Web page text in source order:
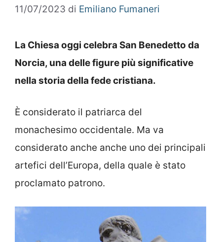
11/07/2023 di Emiliano Fumaneri
La Chiesa oggi celebra San Benedetto da
Norcia, una delle figure più significative
nella storia della fede cristiana.
È considerato il patriarca del
monachesimo occidentale. Ma va
considerato anche anche uno dei principali
artefici dell’Europa, della quale è stato
proclamato patrono.